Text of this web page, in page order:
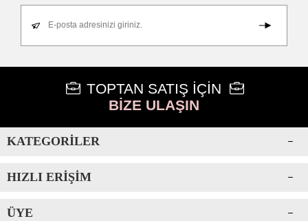
E-posta adresinizi giriniz.
TOPTAN SATIŞ İÇİN
BİZE ULAŞIN
KATEGORILER
HIZLI ERIŞIM
ÜYE